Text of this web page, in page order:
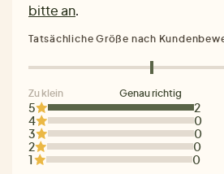
bitte an.
5
2
4
0
3
0
2
0
1
0
Tatsächliche Größe nach
Zu klein Genau richtig